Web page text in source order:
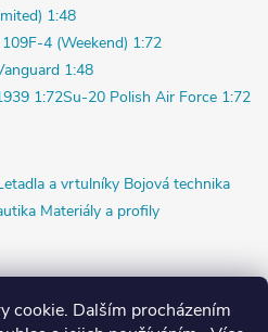
cookie. Dalším procházením
1:48
4 (Weekend) 1:72
1:48
1:72Su-20 Polish Air Force 1:72
a vrtulníky Bojová technika
Materiály a profily
Models SIA Diorama HM HR model